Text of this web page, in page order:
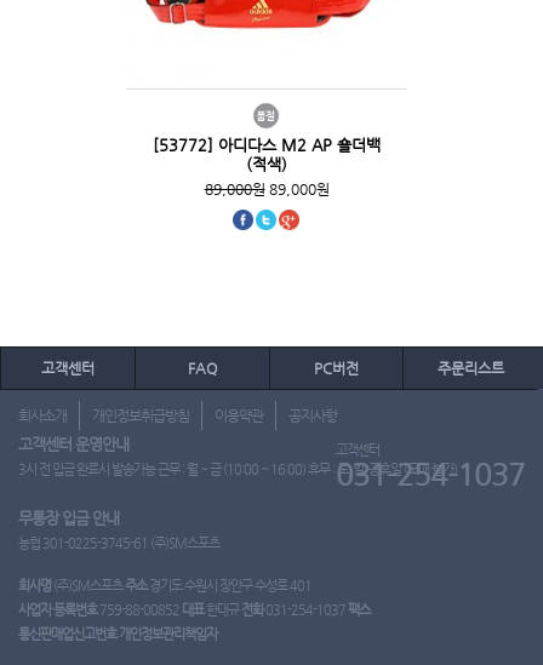
[53772] 아디다스 M2 AP 숄더백
(적색)
89,000원89,000원
고객센터 FAQ PC버전 주문리스트
회사소개 개인정보취급방침 이용약관 공지사항
고객센터 운영안내
3시 전 입금 완료시 발송가능 근무 : 월 ~ 금 (10:00 ~ 16:00) 휴무 : 토, 일, 공휴일 (도매 불가)
고객센터
031-254-1037
무통장 입금 안내
농협 301-0225-3745-61 (주)SM스포츠
회사명 (주)SM스포츠주소경기도 수원시 장안구 수성로 401
사업자 등록번호759-88-00852 대표한대규 전화031-254-1037팩스
통신판매업신고번호 개인정보관리책임자